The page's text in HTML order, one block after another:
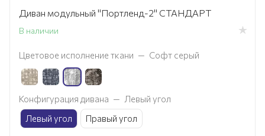
Диван модульный "Портленд-2" СТАНДАРТ
В наличии
Цветовое исполнение ткани — Софт серый
Конфигурация дивана — Левый угол
Левый угол
Правый угол